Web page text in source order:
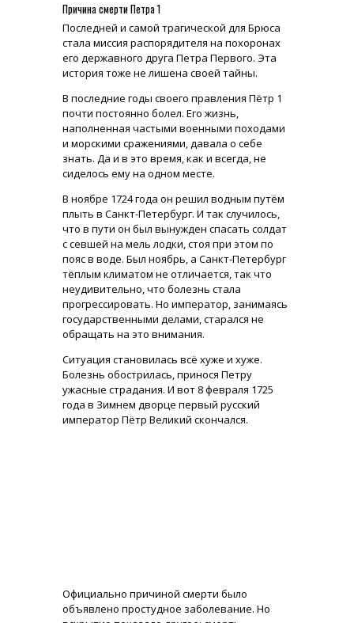
Причина смерти Петра 1
Последней и самой трагической для Брюса
стала миссия распорядителя на похоронах
его державного друга Петра Первого. Эта
история тоже не лишена своей тайны.
В последние годы своего правления Пётр 1
почти постоянно болел. Его жизнь,
наполненная частыми военными походами
и морскими сражениями, давала о себе
знать. Да и в это время, как и всегда, не
сиделось ему на одном месте.
В ноябре 1724 года он решил водным путём
плыть в Санкт-Петербург. И так случилось,
что в пути он был вынужден спасать солдат
с севшей на мель лодки, стоя при этом по
пояс в воде. Был ноябрь, а Санкт-Петербург
тёплым климатом не отличается, так что
неудивительно, что болезнь стала
прогрессировать. Но император, занимаясь
государственными делами, старался не
обращать на это внимания.
Ситуация становилась всё хуже и хуже.
Болезнь обострилась, принося Петру
ужасные страдания. И вот 8 февраля 1725
года в Зимнем дворце первый русский
император Пётр Великий скончался.
Официально причиной смерти было
объявлено простудное заболевание. Но